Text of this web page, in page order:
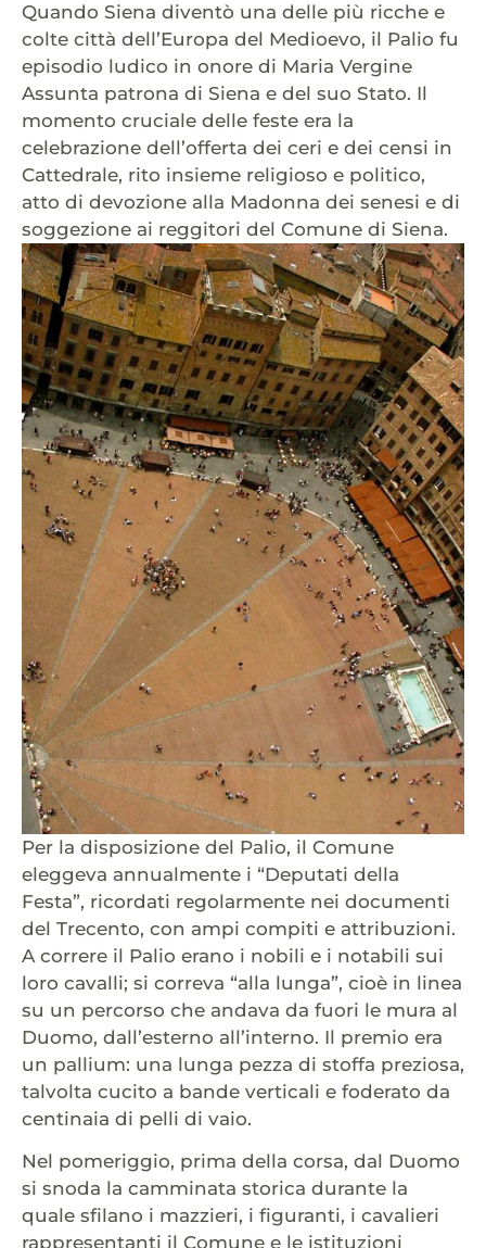
Quando Siena diventò una delle più ricche e
colte città dell’Europa del Medioevo, il Palio fu
episodio ludico in onore di Maria Vergine
Assunta patrona di Siena e del suo Stato. Il
momento cruciale delle feste era la
celebrazione dell’offerta dei ceri e dei censi in
Cattedrale, rito insieme religioso e politico,
atto di devozione alla Madonna dei senesi e di
soggezione ai reggitori del Comune di Siena.
Per la disposizione del Palio, il Comune
eleggeva annualmente i “Deputati della
Festa”, ricordati regolarmente nei documenti
del Trecento, con ampi compiti e attribuzioni.
A correre il Palio erano i nobili e i notabili sui
loro cavalli; si correva “alla lunga”, cioè in linea
su un percorso che andava da fuori le mura al
Duomo, dall’esterno all’interno. Il premio era
un pallium: una lunga pezza di stoffa preziosa,
talvolta cucito a bande verticali e foderato da
centinaia di pelli di vaio.
Nel pomeriggio, prima della corsa, dal Duomo
si snoda la camminata storica durante la
quale sfilano i mazzieri, i figuranti, i cavalieri
rappresentanti il Comune e le istituzioni